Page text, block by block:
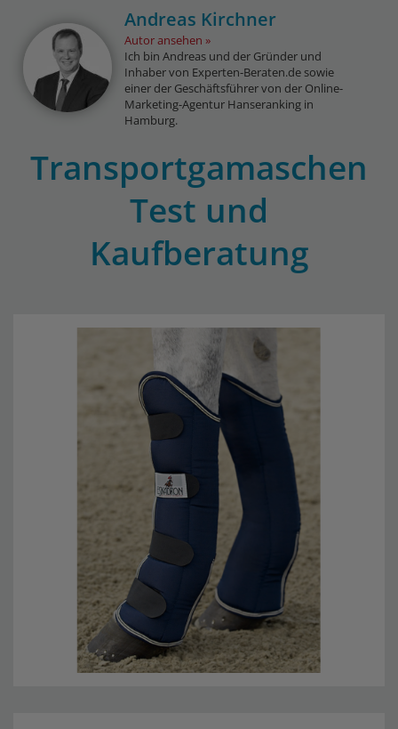
Andreas Kirchner
Autor ansehen
Ich bin Andreas und der Gründer und
Inhaber von Experten-Beraten.de sowie
einer der Geschäftsführer von der Online-
Marketing-Agentur Hanseranking in
Hamburg.
Transportgamaschen
Test und
Kaufberatung